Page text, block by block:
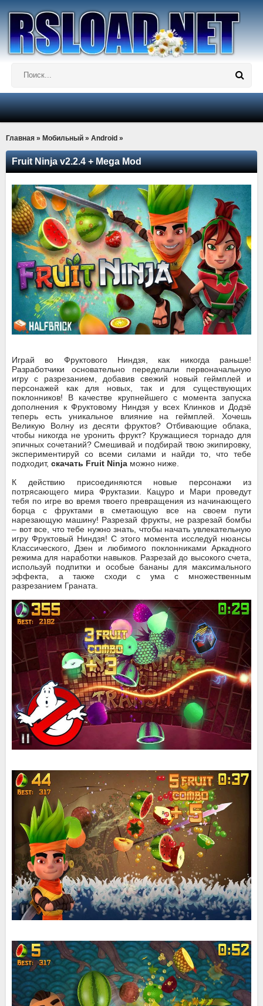
Главная » Мобильный » Android »
Fruit Ninja v2.2.4 + Mega Mod
Играй во Фруктового Ниндзя, как никогда раньше!
Разработчики основательно переделали первоначальную
игру с разрезанием, добавив свежий новый геймплей и
персонажей как для новых, так и для существующих
поклонников! В качестве крупнейшего с момента запуска
дополнения к Фруктовому Ниндзя у всех Клинков и Додзё
теперь есть уникальное влияние на геймплей. Хочешь
Великую Волну из десяти фруктов? Отбивающие облака,
чтобы никогда не уронить фрукт? Кружащиеся торнадо для
эпичных сочетаний? Смешивай и подбирай твою экипировку,
экспериментируй со всеми силами и найди то, что тебе
подходит, скачать Fruit Ninja можно ниже.
К действию присоединяются новые персонажи из
потрясающего мира Фруктазии. Кацуро и Мари проведут
тебя по игре во время твоего превращения из начинающего
борца с фруктами в сметающую все на своем пути
нарезающую машину! Разрезай фрукты, не разрезай бомбы
– вот все, что тебе нужно знать, чтобы начать увлекательную
игру Фруктовый Ниндзя! С этого момента исследуй нюансы
Классического, Дзен и любимого поклонниками Аркадного
режима для наработки навыков. Разрезай до высокого счета,
используй подпитки и особые бананы для максимального
эффекта, а также сходи с ума с множественным
разрезанием Граната.